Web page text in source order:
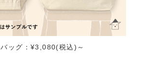
バッグ：¥3,080(税込)～